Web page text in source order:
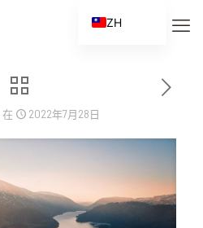
在 2022年7月28日
ZH